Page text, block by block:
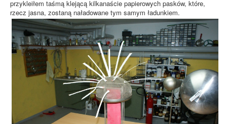
przykleiłem taśmą klejącą kilkanaście papierowych pasków, które,
rzecz jasna, zostaną naładowane tym samym ładunkiem.